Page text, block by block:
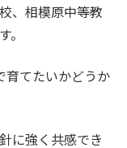
、相模原中等教
育てたいかどうか
に強く共感でき